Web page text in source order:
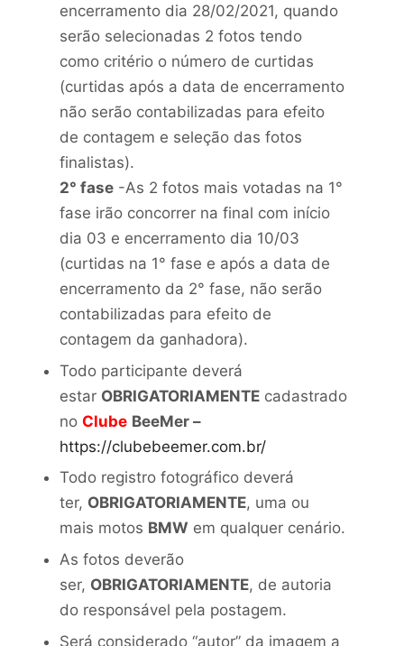
encerramento dia 28/02/2021, quando
serão selecionadas 2 fotos tendo
como critério o número de curtidas
(curtidas após a data de encerramento
não serão contabilizadas para efeito
de contagem e seleção das fotos
finalistas).
2° fase-As 2 fotos mais votadas na 1°
fase irão concorrer na final com início
dia 03 e encerramento dia 10/03
(curtidas na 1° fase e após a data de
encerramento da 2° fase, não serão
contabilizadas para efeito de
contagem da ganhadora).
Todo participante deverá
estar OBRIGATORIAMENTEcadastrado
no Clube BeeMer –
https://clubebeemer.com.br/
Todo registro fotográfico deverá
ter, OBRIGATORIAMENTE, uma ou
mais motos BMW em qualquer cenário.
As fotos deverão
ser, OBRIGATORIAMENTE, de autoria
do responsável pela postagem.
Será considerado “autor” da imagem a